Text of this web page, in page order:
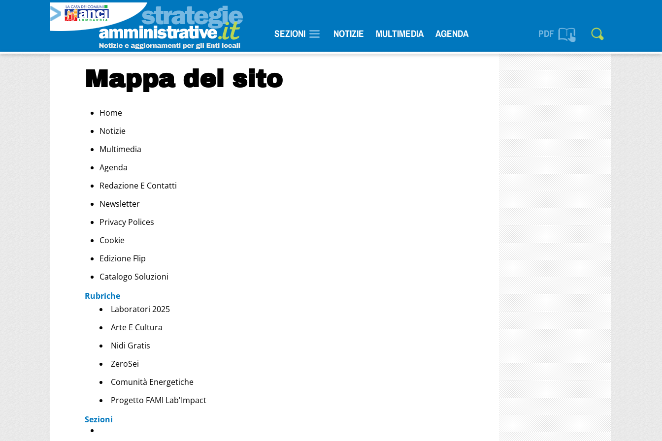
SEZIONI NOTIZIE MULTIMEDIA AGENDA PDF
Mappa del sito
Home
Notizie
Multimedia
Agenda
Redazione E Contatti
Newsletter
Privacy Polices
Cookie
Edizione Flip
Catalogo Soluzioni
Rubriche
Laboratori 2025
Arte E Cultura
Nidi Gratis
ZeroSei
Comunità Energetiche
Progetto FAMI Lab'Impact
Sezioni